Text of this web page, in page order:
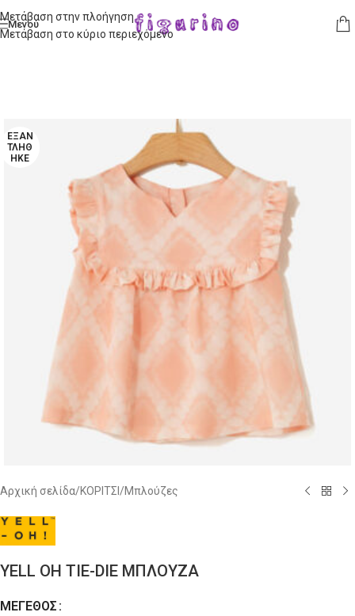
Μετάβαση στην πλοήγηση
Μετάβαση στο κύριο περιεχόμενο
Μενού
ΕΞΑΝ
ΤΛΉΘ
ΗΚΕ
Αρχική σελίδα/ΚΟΡΙΤΣΙ /Μπλούζες
YELL OH TIE-DIE ΜΠΛΟΥΖΑ
ΜΈΓΕΘΟΣ
Alternative: